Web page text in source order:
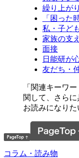
繰り上が
「困った
私・子ど
家族の支
面接
日能研が
友だち・
「関連キーワ
関して、さらに
お読みになりた
コラム・読み物